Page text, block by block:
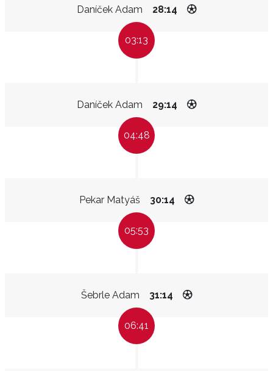
Daníček Adam 28:14
03:13
Daníček Adam 29:14
04:48
Pekar Matyáš 30:14
05:53
Šebrle Adam 31:14
06:41